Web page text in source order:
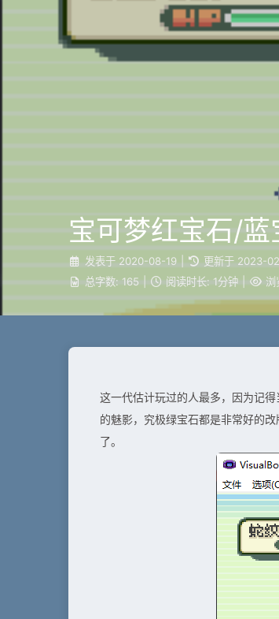
宝可梦红宝石/
发表于 2020-08-19 更新于 2023-
总字数: 165 阅读时长: 1分钟 浏
这一代估计玩过的人最多，因为记
的魅影，究极绿宝石都是非常好的
了。